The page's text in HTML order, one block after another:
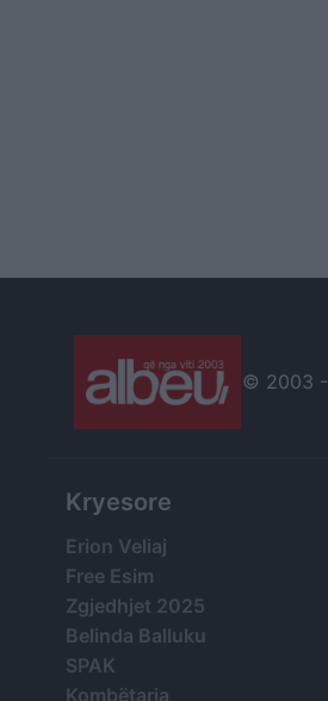
© 2003 -
Kryesore
Erion Veliaj
Free Esim
Zgjedhjet 2025
Belinda Balluku
SPAK
Kombëtarja